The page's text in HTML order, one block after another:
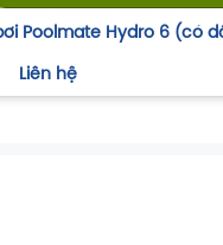
Poolmate Hydro 6 (có
Liên hệ